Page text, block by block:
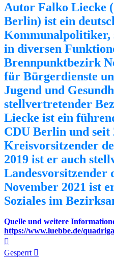
Autor Falko Liecke
Berlin) ist ein
Kommunalpolitiker,
in diversen
Brennpunktbezirk
für Bürgerdienste
Jugend und
stellvertretender
Liecke ist ein
CDU Berlin und seit
Kreisvorsitzender
2019 ist er auch
Landesvorsitzender
November 2021 ist
Soziales im
Quelle und weitere
https://www.luebbe.de/
oben
Gesperrt